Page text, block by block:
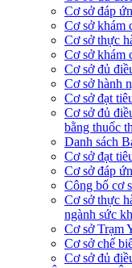
Cơ sở đáp
Cơ sở khám
Cơ sở thực
Cơ sở khám
Cơ sở đủ
Cơ sở hành
Cơ sở đạt
Cơ sở đủ
bằng thuốc
Danh sách
Cơ sở đạt
Cơ sở đáp
Công bố cơ
Cơ sở thực
ngành sức
Cơ sở Trạm
Cơ sở chế
Cơ sở đủ